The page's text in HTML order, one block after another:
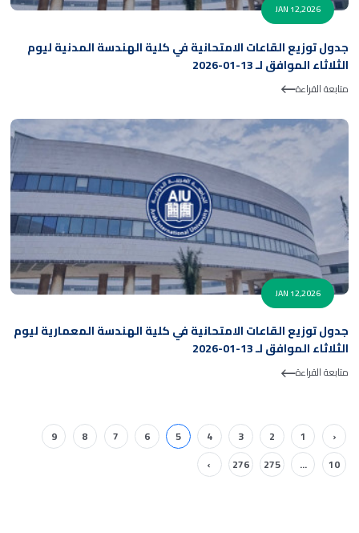
JAN 12,2026
جدول توزيع القاعات الامتحانية في كلية الهندسة المدنية ليوم
الثلاثاء الموافق لـ 13-01-2026
متابعة القراءة
JAN 12,2026
جدول توزيع القاعات الامتحانية في كلية الهندسة المعمارية ليوم
الثلاثاء الموافق لـ 13-01-2026
متابعة القراءة
‹
1
2
3
4
5
6
7
8
9
10
...
275
276
›